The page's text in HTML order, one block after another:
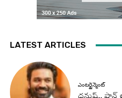
LATEST ARTICLES
ఎంటర్టైన్మెంట్